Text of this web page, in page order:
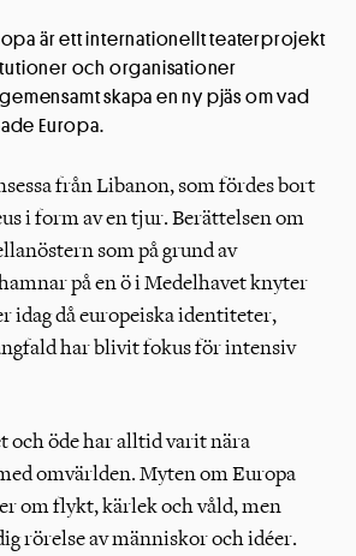
är ett internationellt teaterprojekt
och organisationer
skapa en ny pjäs om vad
Europa.
från Libanon, som fördes bort
i form av en tjur. Berättelsen om
som på grund av
på en ö i Medelhavet knyter
idag då europeiska identiteter,
har blivit fokus för intensiv
och öde har alltid varit nära
omvärlden. Myten om Europa
om flykt, kärlek och våld, men
rörelse av människor och idéer.